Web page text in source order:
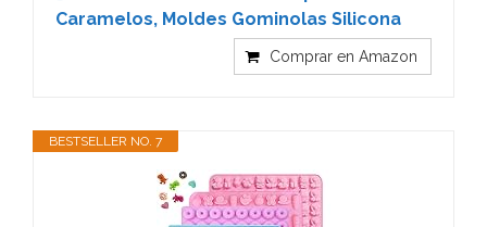
Caramelos, Moldes Gominolas Silicona
Comprar en Amazon
BESTSELLER NO. 7